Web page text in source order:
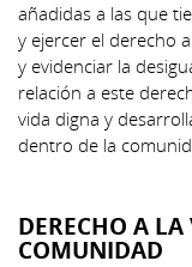
añadidas a las que
y ejercer el derecho
y evidenciar la
relación a este
vida digna y
dentro de la
DERECHO A
COMUNIDAD